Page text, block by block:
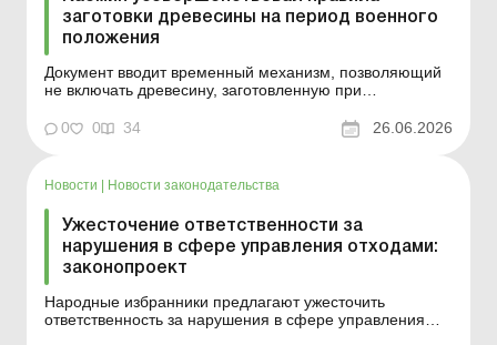
заготовки древесины на период военного
положения
Документ вводит временный механизм, позволяющий
не включать древесину, заготовленную при
древесины от рубок главного пользования в зрелых и
перестойных насаждениях. Больше по теме:
оприходовать? Кабм...
0 0 34 26.06.2026
Новости Новости законодательства
Ужесточение ответственности за
нарушения в сфере управления отходами:
законопроект
Народные избранники предлагают ужесточить
ответственность за нарушения в сфере управления